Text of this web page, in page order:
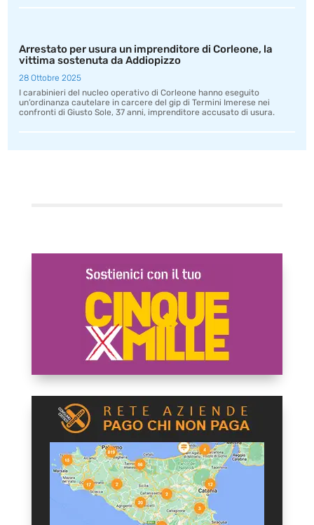
Arrestato per usura un imprenditore di Corleone, la
vittima sostenuta da Addiopizzo
28 Ottobre 2025
I carabinieri del nucleo operativo di Corleone hanno eseguito
un’ordinanza cautelare in carcere del gip di Termini Imerese nei
confronti di Giusto Sole, 37 anni, imprenditore accusato di usura.